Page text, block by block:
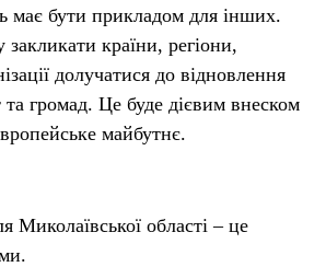
має бути прикладом для інших.
країни, регіони,
долучатися до відновлення
та громад. Це буде дієвим внеском
майбутнє.
Миколаївської області – це